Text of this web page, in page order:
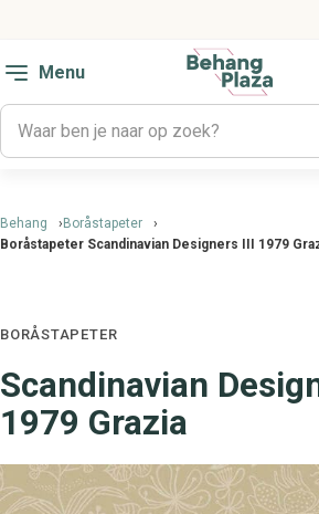
Menu
Behang
Boråstapeter
Boråstapeter Scandinavian Designers III 1979
BORÅSTAPETER
Scandinavian
1979 Grazia